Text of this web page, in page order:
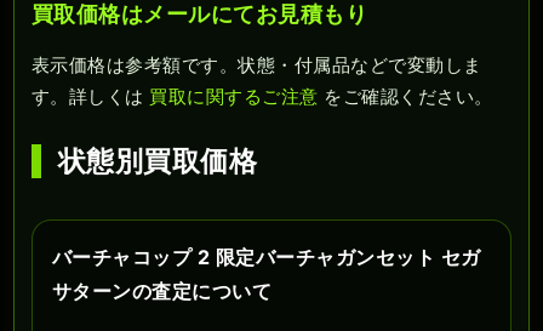
買取価格はメールにてお見積もり
表示価格は参考額です。状態・付属品などで変動しま
す。詳しくは 買取に関するご注意 をご確認ください。
状態別買取価格
バーチャコップ 2 限定バーチャガンセット セガ
サターンの査定について